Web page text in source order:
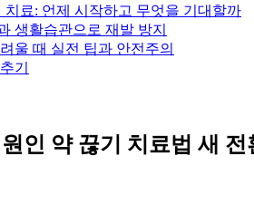
치료: 언제 시작하고 무엇을 기대할까
생활습관으로 재발 방지
울 때 실전 팁과 안전주의
기
인 약 끊기 치료법 새 전